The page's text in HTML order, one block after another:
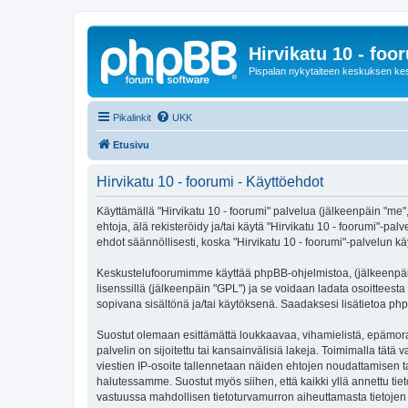
Hirvikatu 10 -
Pispalan nykytaiteen keskuksen
Pikalinkit UKK
Etusivu
Hirvikatu 10 - foorumi - Käyttöehdot
Käyttämällä "Hirvikatu 10 - foorumi" palvelua (jälkeenpäin
ehtoja, älä rekisteröidy ja/tai käytä "Hirvikatu 10 - foorumi"-
ehdot säännöllisesti, koska "Hirvikatu 10 - foorumi"-palvelun
Keskustelufoorumimme käyttää phpBB-ohjelmistoa,
lisenssillä (jälkeenpäin "GPL") ja se voidaan ladata osoitteesta
sopivana sisältönä ja/tai käytöksenä. Saadaksesi lisätietoa
Suostut olemaan esittämättä loukkaavaa, vihamielistä,
palvelin on sijoitettu tai kansainvälisiä lakeja. Toimimalla tätä
viestien IP-osoite tallennetaan näiden ehtojen noudattamisen
halutessamme. Suostut myös siihen, että kaikki yllä annettu
vastuussa mahdollisen tietoturvamurron aiheuttamasta